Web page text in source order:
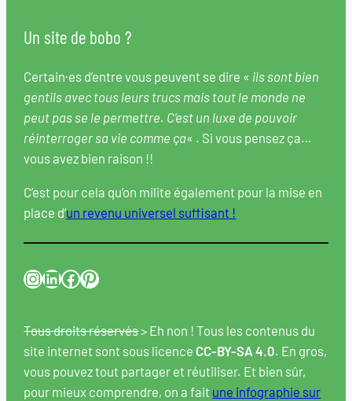
Un site de bobo ?
Certain·es d’entre vous peuvent se dire « ils sont bien
gentils avec tous leurs trucs mais tout le monde ne
peut pas se le permettre. C’est un luxe de pouvoir
réinterroger sa vie comme ça« . Si vous pensez ça…
vous avez bien raison !!
C’est pour cela qu’on milite également pour la mise en
place d’un revenu universel suffisant !
InstagramLinkedIn Facebook Pinterest
Tous droits réservés> Eh non ! Tous les contenus du
site internet sont sous licence CC-BY-SA 4.0. En gros,
vous pouvez tout partager et réutiliser. Et bien sûr,
pour mieux comprendre, on a fait une infographie sur